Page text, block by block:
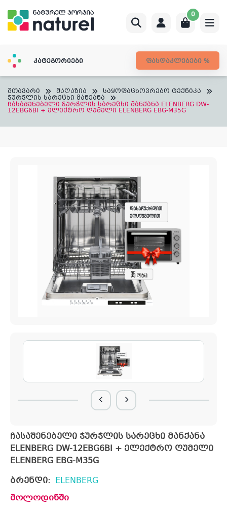
content
0
კატეგორიები ფასდაკლებები %
მთავარი მაღაზია საყოფაცხოვრებო ტექნიკა
ჭურჭლის სარეცხი მანქანა
ჩასაშენებელი ჭურჭლის სარეცხი მანქანა ELENBERG DW-
12EBG6BI + ელექტრო ღუმელი ELENBERG EBG-M35G
ჩასაშენებელი ჭურჭლის სარეცხი მანქანა
ELENBERG DW-12EBG6BI + ელექტრო ღუმელი
ELENBERG EBG-M35G
ბრენდი: ELENBERG
მოლოდინში